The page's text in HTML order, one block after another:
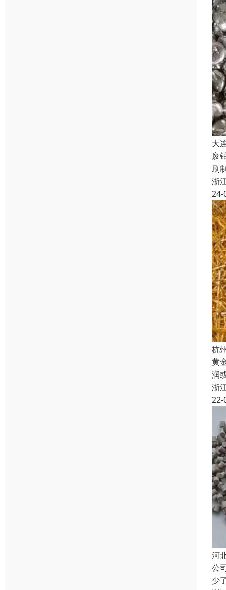
大
废
刷
浙
24-
杭
黄
润
浙
22-
河
公
少